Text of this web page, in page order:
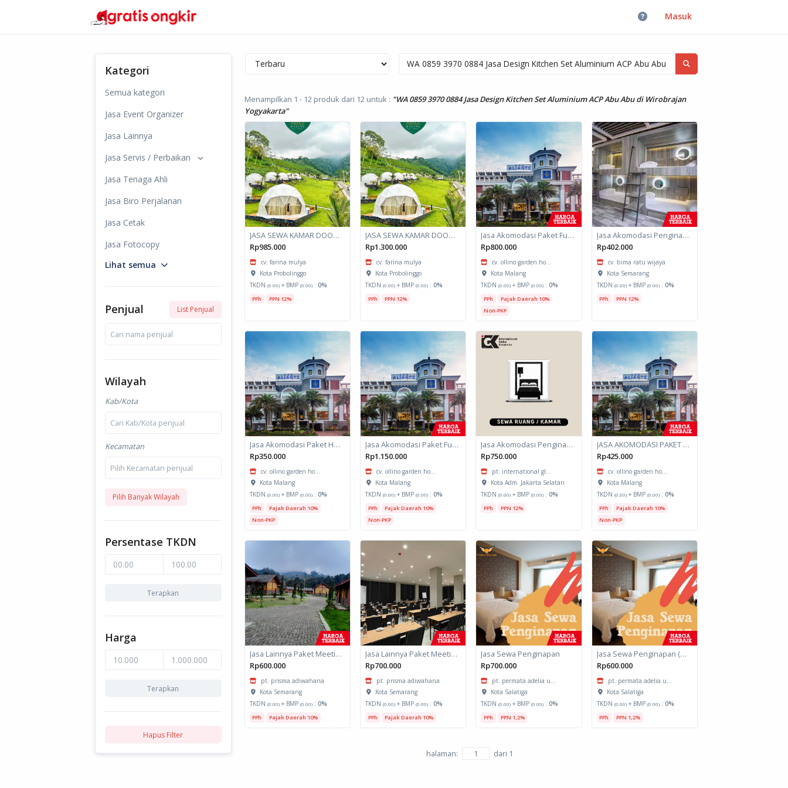
Masuk
Kategori
Semua kategori
Jasa Event Organizer
Jasa Lainnya
Jasa Servis / Perbaikan
Jasa Tenaga Ahli
Jasa Biro Perjalanan
Jasa Cetak
Jasa Fotocopy
Lihat semua
Penjual List Penjual
Cari nama penjual
Wilayah
Kab/Kota
Cari Kab/Kota penjual
Kecamatan
Pilih Kecamatan penjual
Pilih Banyak Wilayah
Persentase TKDN
Terapkan
Harga
Terapkan
Hapus Filter
Menampilkan 1 - 12 produk dari 12 untuk : "WA 0859 3970 0884 Jasa Design Kitchen Set Aluminium ACP Abu Abu di Wirobrajan
Yogyakarta"
JASA SEWA KAMAR DOOM / GLAMPING kapasitas 2 orang
Rp985.000
cv. farina mulya
Kota Probolinggo
TKDN (0.00)+ BMP (0.00): 0%
PPh PPN 12%
JASA SEWA KAMAR DOOM / GLAMPING kapasitas 6 orang
Rp1.300.000
cv. farina mulya
Kota Probolinggo
TKDN (0.00)+ BMP (0.00): 0%
PPh PPN 12%
Jasa Akomodasi Paket Fullboard Twin Hotel Kota Malang
Rp800.000
cv. ollino garden ho...
Kota Malang
TKDN(0.00) + BMP(0.00) :0%
PPh
Pajak Daerah 10%
Non-PKP
Jasa Akomodasi Penginapan
Rp402.000
cv. bima ratu wijaya
Kota Semarang
TKDN (0.00)+ BMP (0.00): 0%
PPh PPN 12%
Jasa Akomodasi Paket Halfday Hotel Kota Malang
Rp350.000
cv. ollino garden ho...
Kota Malang
TKDN (0.00)+ BMP (0.00): 0%
PPh
Pajak Daerah 10%
Non-PKP
Jasa Akomodasi Paket Fullboard Twin share Hotel Kota Malang
Rp1.150.000
cv. ollino garden ho...
Kota Malang
TKDN (0.00)+ BMP (0.00): 0%
PPh
Pajak Daerah 10%
Non-PKP
Jasa Akomodasi Penginapan
Rp750.000
pt. international gl...
Kota Adm. Jakarta Selatan
TKDN(0.00) + BMP(0.00) :0%
PPh PPN 12%
JASA AKOMODASI PAKET MEETING FULLDAY HOTEL KOTA MALANG
Rp425.000
cv. ollino garden ho...
Kota Malang
TKDN (0.00)+ BMP (0.00): 0%
PPh
Pajak Daerah 10%
Non-PKP
Jasa Lainnya Paket Meeting Luar Kota Hari Bumi 2
Rp600.000
pt. prisma adiwahana
Kota Semarang
TKDN (0.00)+ BMP (0.00): 0%
PPh Pajak Daerah 10%
Jasa Lainnya Paket Meeting Luar Kota Hari Bumi 1
Rp700.000
pt. prisma adiwahana
Kota Semarang
TKDN (0.00)+ BMP (0.00): 0%
PPh Pajak Daerah 10%
Jasa Sewa Penginapan
Rp700.000
pt. permata adelia u...
Kota Salatiga
TKDN(0.00) + BMP(0.00) :0%
PPh PPN 1,2%
Jasa Sewa Penginapan (Biro Perjalanan)
Rp600.000
pt. permata adelia u...
Kota Salatiga
TKDN (0.00)+ BMP (0.00): 0%
PPh PPN 1,2%
halaman: dari 1